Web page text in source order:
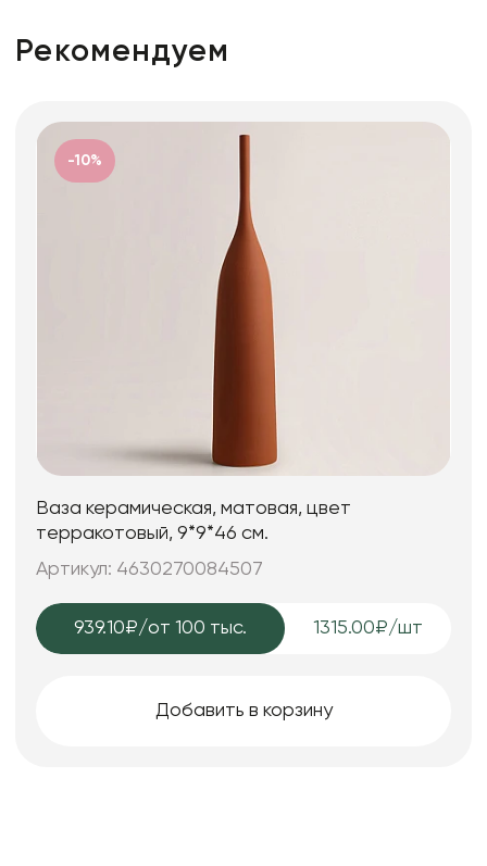
Рекомендуем
-10%
Ваза керамическая, матовая, цвет
терракотовый, 9*9*46 см.
Артикул: 4630270084507
939.10₽/от 100 тыс. 1315.00₽/шт
Добавить в корзину